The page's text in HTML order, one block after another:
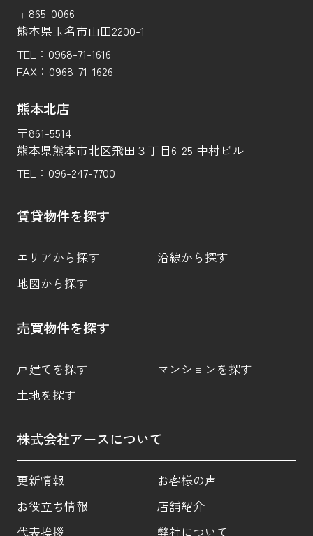
〒865-0066
熊本県玉名市山田2200-1
TEL： 0968-71-1616
FAX： 0968-71-1626
熊本北店
〒861-5514
熊本県熊本市北区飛田３丁目6-25 中村ビル
TEL： 096-247-7700
賃貸物件を探す
エリアから探す
沿線から探す
地図から探す
売買物件を探す
戸建てを探す
マンションを探す
土地を探す
株式会社アースについて
更新情報
お客様の声
お役立ち情報
店舗紹介
代表挨拶
弊社について